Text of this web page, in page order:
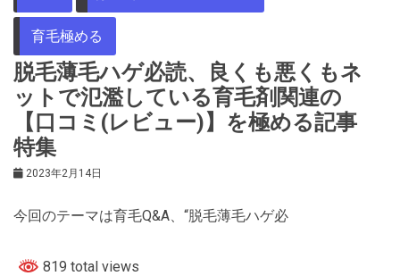
育毛極める
脱毛薄毛ハゲ必読、良くも悪くもネ
ットで氾濫している育毛剤関連の
【口コミ(レビュー)】を極める記事
特集
2023年2月14日
今回のテーマは育毛Q&A、“脱毛薄毛ハゲ必
819 total views